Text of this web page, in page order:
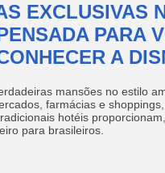
EXCLUSIVAS
PARA
A
mansões no estilo
farmácias e
hotéis
para brasileiros.